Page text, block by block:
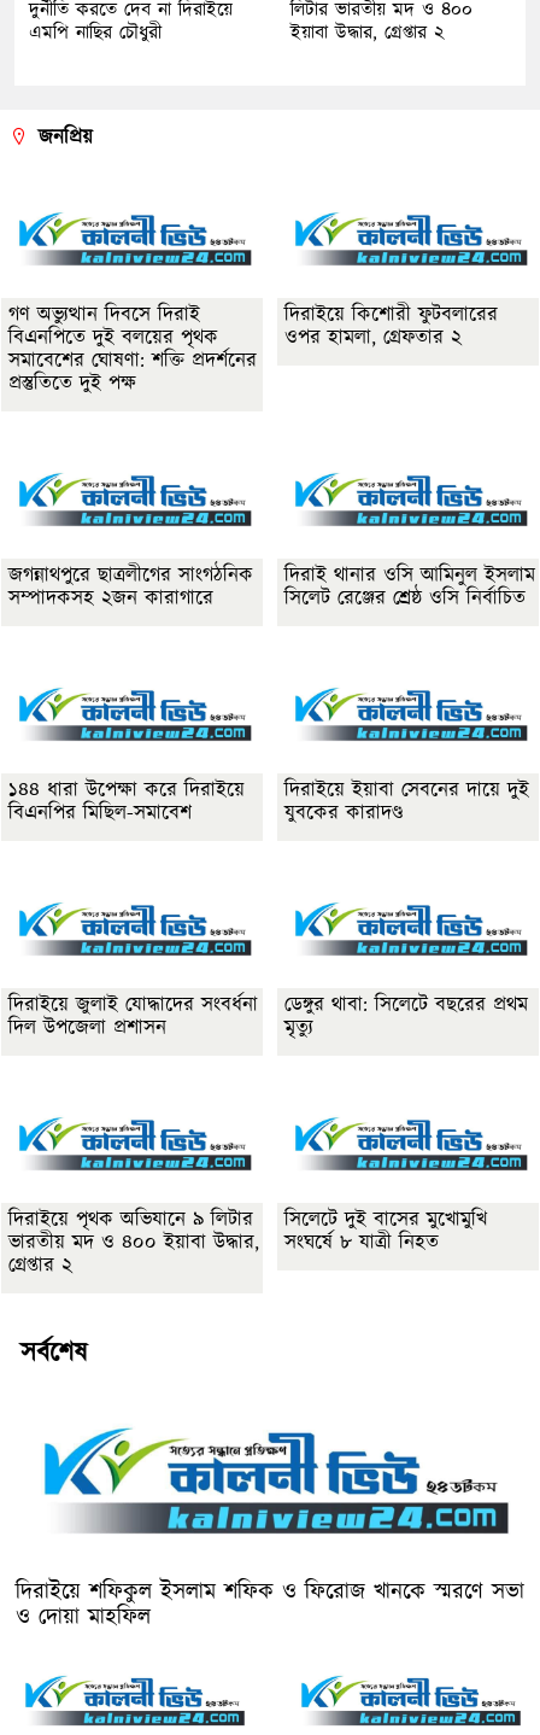
দুর্নীতি করতে দেব না দিরাইয়ে
এমপি নাছির চৌধুরী
লিটার ভারতীয় মদ ও ৪০০
ইয়াবা উদ্ধার, গ্রেপ্তার ২
জনপ্রিয়
গণ অভ্যুত্থান দিবসে দিরাই
বিএনপিতে দুই বলয়ের পৃথক
সমাবেশের ঘোষণা: শক্তি প্রদর্শনের
প্রস্তুতিতে দুই পক্ষ
দিরাইয়ে কিশোরী ফুটবলারের
ওপর হামলা, গ্রেফতার ২
জগন্নাথপুরে ছাত্রলীগের সাংগঠনিক
সম্পাদকসহ ২জন কারাগারে
দিরাই থানার ওসি আমিনুল ইসলাম
সিলেট রেঞ্জের শ্রেষ্ঠ ওসি নির্বাচিত
১৪৪ ধারা উপেক্ষা করে দিরাইয়ে
বিএনপির মিছিল-সমাবেশ
দিরাইয়ে ইয়াবা সেবনের দায়ে দুই
যুবকের কারাদণ্ড
দিরাইয়ে জুলাই যোদ্ধাদের সংবর্ধনা
দিল উপজেলা প্রশাসন
ডেঙ্গুর থাবা: সিলেটে বছরের প্রথম
মৃত্যু
দিরাইয়ে পৃথক অভিযানে ৯ লিটার
ভারতীয় মদ ও ৪০০ ইয়াবা উদ্ধার,
গ্রেপ্তার ২
সিলেটে দুই বাসের মুখোমুখি
সংঘর্ষে ৮ যাত্রী নিহত
সর্বশেষ
দিরাইয়ে শফিকুল ইসলাম শফিক ও ফিরোজ খানকে স্মরণে সভা
ও দোয়া মাহফিল